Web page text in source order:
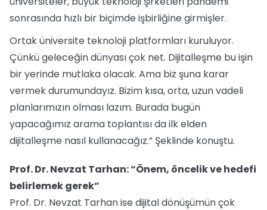
sonrasında hızlı bir biçimde işbirliğine girmişler.
Ortak üniversite teknoloji platformları kuruluyor.
Çünkü geleceğin dünyası çok net. Dijitalleşme bu işin
bir yerinde mutlaka olacak. Ama biz şuna karar
vermek durumundayız. Bizim kısa, orta, uzun vadeli
planlarımızın olması lazım. Burada bugün
yapacağımız arama toplantısı da ilk elden
dijitalleşme nasıl kullanacağız.” Şeklinde konuştu.
Prof. Dr. Nevzat Tarhan: “Önem, öncelik ve hedefi
belirlemek gerek”
Prof. Dr. Nevzat Tarhan ise dijital dönüşümün çok